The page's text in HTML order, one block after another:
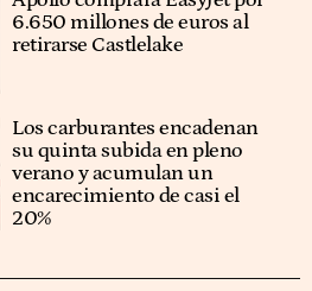
6.650 millones de euros al
retirarse Castlelake
Los carburantes encadenan
su quinta subida en pleno
verano y acumulan un
encarecimiento de casi el
20%